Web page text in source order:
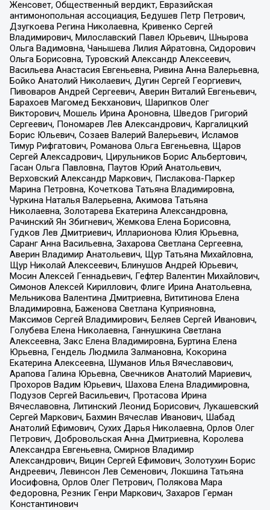
Женсовет, Общественный вердикт, Евразийская
антимонопольная ассоциация, Бедушев Петр Петрович,
Дзугкоева Регина Николаевна, Кривенко Сергей
Владимирович, Милославский Павел Юрьевич, Шнырова
Ольга Вадимовна, Чанышева Лилия Айратовна, Сидорович
Ольга Борисовна, Туровский Александр Алексеевич,
Васильева Анастасия Евгеньевна, Ривина Анна Валерьевна,
Бойко Анатолий Николаевич, Дугин Сергей Георгиевич,
Пивоваров Андрей Сергеевич, Аверин Виталий Евгеньевич,
Барахоев Магомед Бекханович, Шарипков Олег
Викторович, Мошель Ирина Ароновна, Шведов Григорий
Сергеевич, Пономарев Лев Александрович, Каргалицкий
Борис Юльевич, Созаев Валерий Валерьевич, Исламов
Тимур Рифгатович, Романова Ольга Евгеньевна, Щаров
Сергей Алексадрович, Цирульников Борис Альбертович,
Гасан Ольга Павловна, Паутов Юрий Анатольевич,
Верховский Александр Маркович, Пислакова-Паркер
Марина Петровна, Кочеткова Татьяна Владимировна,
Чуркина Наталья Валерьевна, Акимова Татьяна
Николаевна, Золотарева Екатерина Александровна,
Рачинский Ян Збигневич, Жемкова Елена Борисовна,
Гудков Лев Дмитриевич, Илларионова Юлия Юрьевна,
Саранг Анна Васильевна, Захарова Светлана Сергеевна,
Аверин Владимир Анатольевич, Щур Татьяна Михайловна,
Щур Николай Алексеевич, Блинушов Андрей Юрьевич,
Мосин Алексей Геннадьевич, Гефтер Валентин Михайлович,
Симонов Алексей Кириллович, Флиге Ирина Анатольевна,
Мельникова Валентина Дмитриевна, Вититинова Елена
Владимировна, Баженова Светлана Куприяновна,
Максимов Сергей Владимирович, Беляев Сергей Иванович,
Голубева Елена Николаевна, Ганнушкина Светлана
Алексеевна, Закс Елена Владимировна, Буртина Елена
Юрьевна, Гендель Людмила Залмановна, Кокорина
Екатерина Алексеевна, Шуманов Илья Вячеславович,
Арапова Галина Юрьевна, Свечников Анатолий Мариевич,
Прохоров Вадим Юрьевич, Шахова Елена Владимировна,
Подузов Сергей Васильевич, Протасова Ирина
Вячеславовна, Литинский Леонид Борисович, Лукашевский
Сергей Маркович, Бахмин Вячеслав Иванович, Шабад
Анатолий Ефимович, Сухих Дарья Николаевна, Орлов Олег
Петрович, Добровольская Анна Дмитриевна, Королева
Александра Евгеньевна, Смирнов Владимир
Александрович, Вицин Сергей Ефимович, Золотухин Борис
Андреевич, Левинсон Лев Семенович, Локшина Татьяна
Иосифовна, Орлов Олег Петрович, Полякова Мара
Федоровна, Резник Генри Маркович, Захаров Герман
Константинович